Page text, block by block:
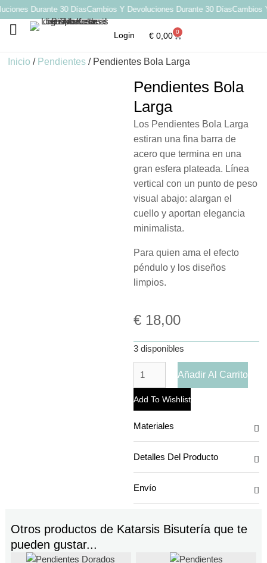
Durante 30 DíasCambios Y Devoluciones Durante 30 DíasCambios Y
Login €0,00 0
Inicio / Pendientes / Pendientes Bola Larga
Pendientes Bola
Larga
Los Pendientes Bola Larga
estiran una fina barra de
acero que termina en una
gran esfera plateada. Línea
vertical con un punto de peso
visual abajo: alargan el
cuello y aportan elegancia
minimalista.
Para quien ama el efecto
péndulo y los diseños
limpios.
€ 18,00
3 disponibles
Añadir Al Carrito
Add To Wishlist
Materiales
Detalles Del Producto
Envío
Otros productos de Katarsis Bisuteríaque te
pueden gustar...